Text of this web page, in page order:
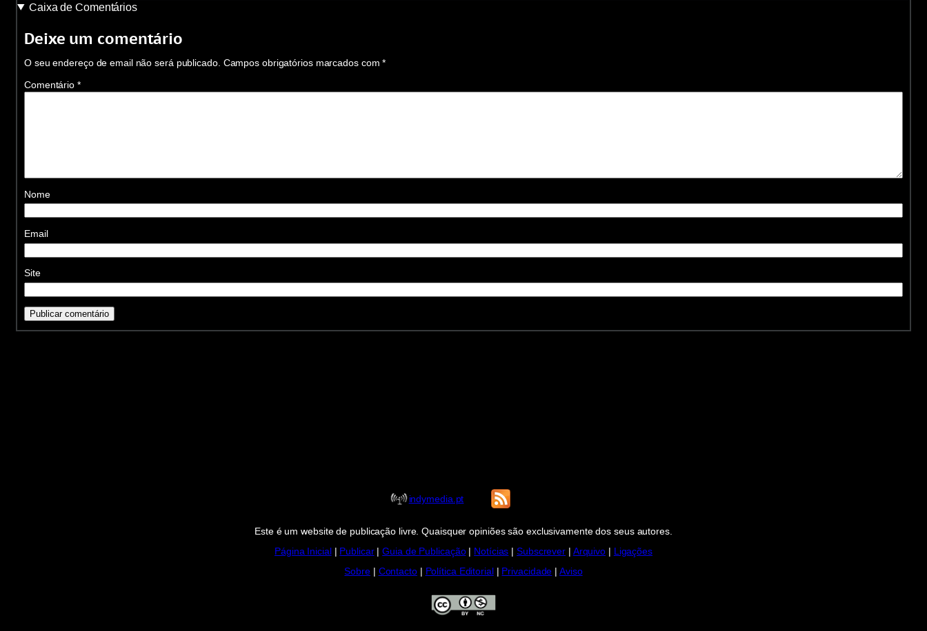
Caixa de Comentários
Deixe um comentário
O seu endereço de email não será publicado. Campos obrigatórios marcados com*
Comentário *
Nome
Email
Site
indymedia.pt
Este é um website de publicação livre. Quaisquer opiniões são exclusivamente dos seus autores.
Página Inicial
Publicar|Guia de Publicação| Notícias |Subscrever Arquivo
Ligações
Sobre| Contacto| Política Editorial Privacidade |Aviso